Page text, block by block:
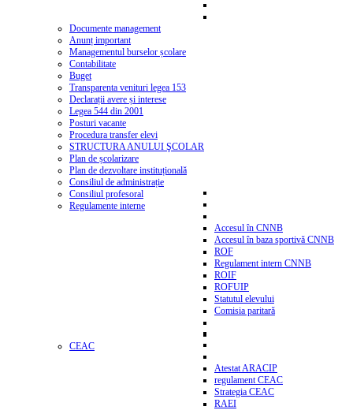
Documente management
Anunț important
Managementul burselor școlare
Contabilitate
Buget
Transparenta venituri legea 153
Declarații avere și interese
Legea 544 din 2001
Posturi vacante
Procedura transfer elevi
STRUCTURA ANULUI ŞCOLAR
Plan de școlarizare
Plan de dezvoltare instituțională
Consiliul de administrație
Consiliul profesoral
Regulamente interne
Accesul în CNNB
Accesul în baza sportivă CNNB
ROF
Regulament intern CNNB
ROIF
ROFUIP
Statutul elevului
Comisia paritară
CEAC
Atestat ARACIP
regulament CEAC
Strategia CEAC
RAEI